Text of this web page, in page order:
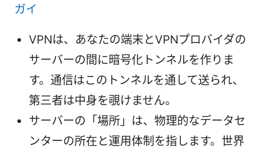
ガイ
VPNは、あなたの端末とVPNプロバイダの
サーバーの間に暗号化トンネルを作りま
す。通信はこのトンネルを通して送られ、
第三者は中身を覗けません。
サーバーの「場所」は、物理的なデータセ
ンターの所在と運用体制を指します。世界